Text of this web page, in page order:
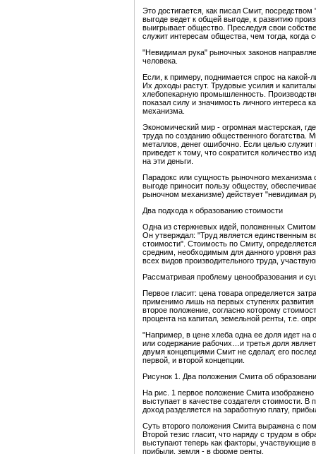
Это достигается, как писал Смит,
выгоде ведет к общей выгоде, к развитию
выигрывает общество. Преследуя свои
служит интересам общества, чем тогда, когда
"Невидимая рука" рыночных законов
человека.
Если, к примеру, поднимается спрос на какой-
Их доходы растут. Трудовые усилия и
хлебопекарную промышленность.
показал силу и значимость личного интереса
механизма.
Экономический мир - огромная мастерская,
труда по созданию общественного богатства.
металлов, денег ошибочно. Если целью служит
приведет к тому, что сократится количество
на эти деньги.
Парадокс или сущность рыночного механизма
выгоде приносит пользу обществу,
рыночном механизме) действует "невидимая
Два подхода к образованию стоимости
Одна из стержневых идей, положенных
Он утверждал: "Труд является единственным
стоимости". Стоимость по Смиту,
средним, необходимым для данного уровня
всех видов производительного труда,
Рассматривая проблему ценообразования и
Первое гласит: цена товара определяется
применимо лишь на первых ступенях
второе положение, согласно которому
процента на капитал, земельной ренты, т.е.
"Например, в цене хлеба одна ее доля идет на
или содержание рабочих…и третья доля
двумя концепциями Смит не сделал; его
первой, и второй концепции.
Рисунок 1. Два положения Смита об
На рис. 1 первое положение Смита
выступает в качестве создателя стоимости.
доход разделяется на заработную плату,
Суть второго положения Смита выражена с
Второй тезис гласит, что наряду с трудом в
выступают теперь как факторы, участвующие
прибыли, земля - в форме ренты.